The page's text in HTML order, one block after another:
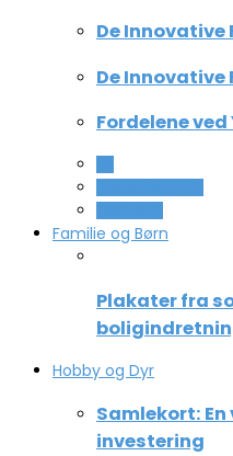
De Innovative
De Innovative
Fordelene
Familie og Børn
Plakater fra
Hobby og Dyr
Samlekort:
investering